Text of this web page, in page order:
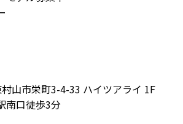
山市栄町3-4-33 ハイツアライ 1F
口徒歩3分